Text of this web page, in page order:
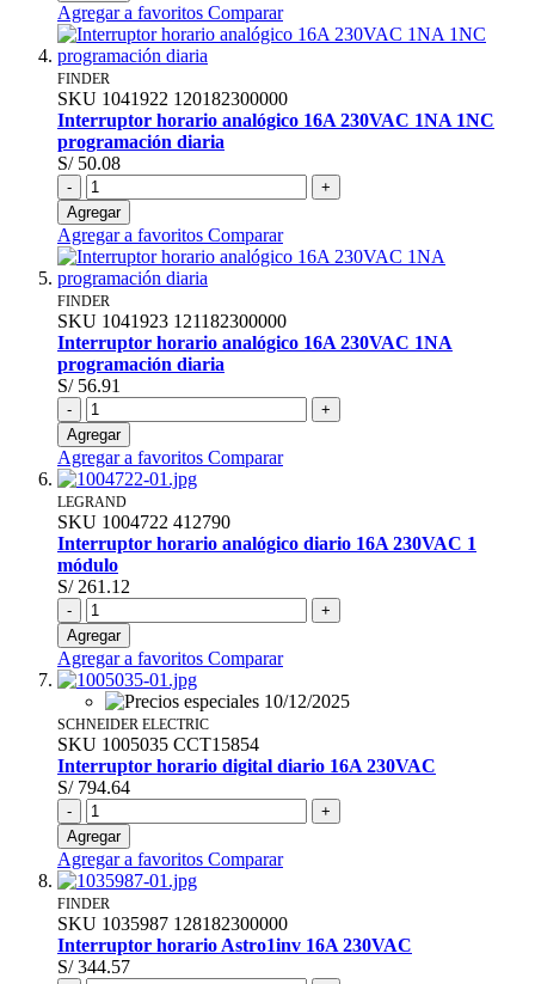
Agregar a favoritos Comparar
FINDER
SKU 1041922 120182300000
Interruptor horario analógico 16A 230VAC 1NA 1NC
programación diaria
S/ 50.08
-
+
Agregar
Agregar a favoritos Comparar
FINDER
SKU 1041923 121182300000
Interruptor horario analógico 16A 230VAC 1NA
programación diaria
S/ 56.91
-
+
Agregar
Agregar a favoritos Comparar
LEGRAND
SKU 1004722 412790
Interruptor horario analógico diario 16A 230VAC 1
módulo
S/ 261.12
-
+
Agregar
Agregar a favoritos Comparar
SCHNEIDER ELECTRIC
SKU 1005035 CCT15854
Interruptor horario digital diario 16A 230VAC
S/ 794.64
-
+
Agregar
Agregar a favoritos Comparar
FINDER
SKU 1035987 128182300000
Interruptor horario Astro1inv 16A 230VAC
S/ 344.57